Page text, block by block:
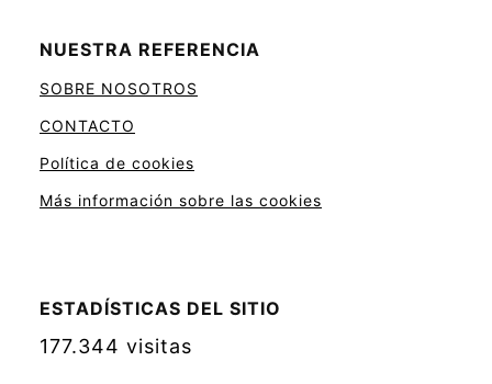
NUESTRA REFERENCIA
SOBRE NOSOTROS
CONTACTO
Política de cookies
Más información sobre las cookies
ESTADÍSTICAS DEL SITIO
177.344 visitas